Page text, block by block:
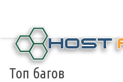
Топ багов